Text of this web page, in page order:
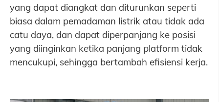
yang dapat diangkat dan diturunkan seperti
biasa dalam pemadaman listrik atau tidak ada
catu daya, dan dapat diperpanjang ke posisi
yang diinginkan ketika panjang platform tidak
mencukupi, sehingga bertambah efisiensi kerja.